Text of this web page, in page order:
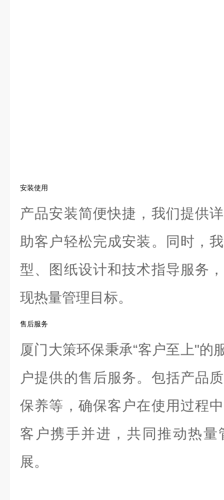
安装使用
产品安装简便快捷，我们提供
助客户轻松完成安装。同时，
型、图纸设计和技术指导服务
现热量管理目标。
售后服务
厦门大策环保秉承“客户至上"的
户提供的售后服务。包括产品
保养等，确保客户在使用过程
客户携手并进，共同推动热
展。